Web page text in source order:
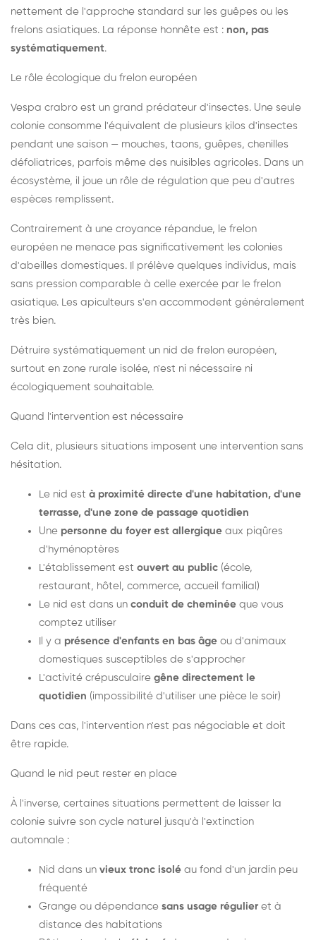
nettement de l'approche standard sur les guêpes ou les
frelons asiatiques. La réponse honnête est : non, pas
systématiquement.
Le rôle écologique du frelon européen
Vespa crabro est un grand prédateur d'insectes. Une seule
colonie consomme l'équivalent de plusieurs kilos d'insectes
pendant une saison — mouches, taons, guêpes, chenilles
défoliatrices, parfois même des nuisibles agricoles. Dans un
écosystème, il joue un rôle de régulation que peu d'autres
espèces remplissent.
Contrairement à une croyance répandue, le frelon
européen ne menace pas significativement les colonies
d'abeilles domestiques. Il prélève quelques individus, mais
sans pression comparable à celle exercée par le frelon
asiatique. Les apiculteurs s'en accommodent généralement
très bien.
Détruire systématiquement un nid de frelon européen,
surtout en zone rurale isolée, n'est ni nécessaire ni
écologiquement souhaitable.
Quand l'intervention est nécessaire
Cela dit, plusieurs situations imposent une intervention sans
hésitation.
Le nid est à proximité directe d'une habitation, d'une
terrasse, d'une zone de passage quotidien
Une personne du foyer est allergique aux piqûres
d'hyménoptères
L'établissement est ouvert au public (école,
restaurant, hôtel, commerce, accueil familial)
Le nid est dans un conduit de cheminée que vous
comptez utiliser
Il y a présence d'enfants en bas âge ou d'animaux
domestiques susceptibles de s'approcher
L'activité crépusculaire gêne directement le
quotidien (impossibilité d'utiliser une pièce le soir)
Dans ces cas, l'intervention n'est pas négociable et doit
être rapide.
Quand le nid peut rester en place
À l'inverse, certaines situations permettent de laisser la
colonie suivre son cycle naturel jusqu'à l'extinction
automnale :
Nid dans un vieux tronc isolé au fond d'un jardin peu
fréquenté
Grange ou dépendance sans usage régulier et à
distance des habitations